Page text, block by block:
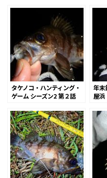
タケノコ・ハンティング・
ゲーム シーズン2 第２話
年末
屋浜